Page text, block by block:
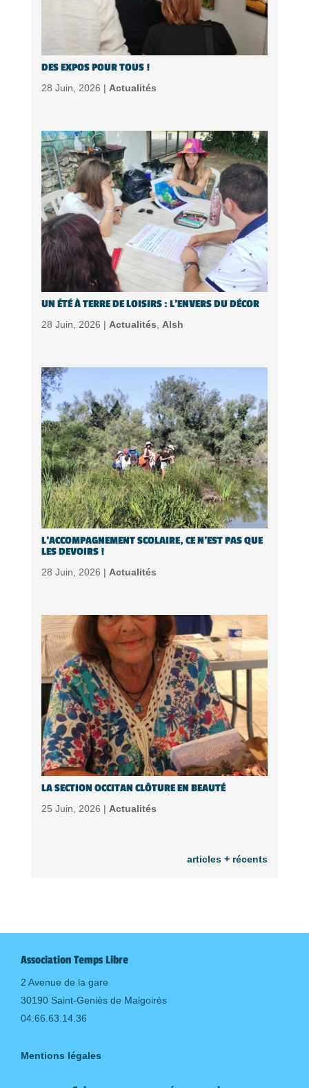
DES EXPOS POUR TOUS !
28 Juin, 2026 | Actualités
UN ÉTÉ À TERRE DE LOISIRS : L’ENVERS DU DÉCOR
28 Juin, 2026 | Actualités Alsh
L’ACCOMPAGNEMENT SCOLAIRE, CE N’EST PAS QUE
LES DEVOIRS !
28 Juin, 2026 | Actualités
LA SECTION OCCITAN CLÔTURE EN BEAUTÉ
25 Juin, 2026 | Actualités
articles + récents
Association Temps Libre
2 Avenue de la gare
30190 Saint-Geniès de Malgoirès
04.66.63.14.36
Mentions légales